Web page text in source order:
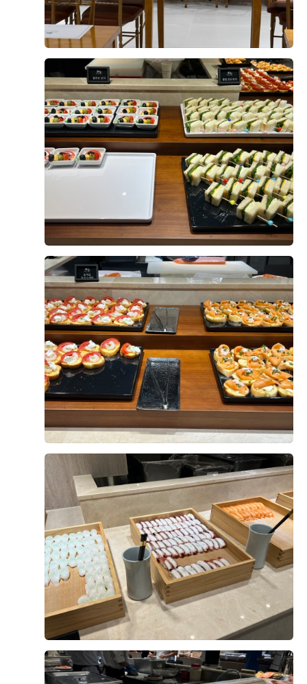
찾기 어려웠는데 요기는 확실히 층고가 높아서 웅장하다
🤩 예식이 없는 평일에 상담을 간 거라 하늘 뚜껑이 열리지
않았는데도 이렇게 화사합니다요.. 실제 주말 식때는 더더
더 밝았다!!! 들어가자마자 꽃향기 대박… 🌸 펠리체홀의
매력: 앞 큰 화면을 내 취향대로 꾸밀 수 있음 ! 양 옆 통창
도 너무 맘에 들었던.. 양옆에 커튼을 치고 식을 진행할 수
도 있고, 사진처럼 커튼을 열고 빛이 들어오게 진행할 수도
있다구 하셨다 하객의 입장에서 신부 입장을 본다면 이런
시각일 듯 ..!! 신부 입장은 요기 문에 커튼이 달려 있어서
커튼이 사라락 열리고 입장할 수 있다고 하셨다~~~ 너무
로맨틱하자낭..💖 다른 밝은 홀보다 펠리체홀이 좋았던 이
꽃 색감이 하양+초록이라 아쉬웠그든요.. 파스텔 색감 조
아요~~~ 불이 꺼져있는데도 화사한 신부대기실,, 여기도
층고가 높고 파스텔 색감 꽃들이 가득해서 완전 맘에 들어
땅 셀럽앤어셈도 신부대기실 진짜 이뿌긴 함 !! 신부대기실
안에 화장실도 있고, 이렇게 쇼파도 있고, 사진에는 안보이
지만 예식 날에는 옆쪽에 다과도 세팅해주신다구.. 셀럽앤
어셈 상담을 다녀온지라,, 자꾸 비교하게 되는데,, 셀럽엔
어셈보다 여기가 신부대기실 더 넓었다! 그치만 셀럽앤어
셈도 신부대기실 진짜 예뻤고 신부대기실에서 홀로 바로
입장이 가능한 장점이 있었지… 역시 포토테이블도 파스텔
색감… 🌈 꽃이 더 풍성하면 좋았겠지만 액자 놓으면 꽉 차
보일 것 같기듀 !?? 평일 상담 받고 계약했더니 와인도 선
물로 주셔땅 ✌🏻 ​ 꼼꼼하게 찾아보는 성격 탓에 더 어려웠던
+1
안녕하세요. 드디어 1년 넘게 준비했던 결혼식을 무사히
마치고 본식 후기를 남겨봅니다. 결혼 준비를 시작했을 때
는 본식이 정말 한참 남은 일처럼 느껴졌는데, 식장을 계약
하고 스드메를 정하고 예물과 예복을 준비하고 하나씩 체
크리스트를 지워나가다 보니 어느새 본식 당일이 되어 있
었습니다. 준비하는 동안에는 시간이 참 더디게 가는 것 같
았는데, 지나고 보니 정말 순식간이었습니다. ​ 저희는 DM
C타워웨딩 펠리체홀에서 예식을 진행했습니다. 처음 홀 투
어를 갔을 때부터 밝고 화사한 분위기가 마음에 들었는데,
5월의 초여름과도 정말 잘 어울리는 공간이었습니다. 화이
트톤의 깔끔한 인테리어와 따뜻한 채광 덕분에 전체적인
분위기가 동화 같은 느낌이었고, 제가 평소 좋아하는 밝은
분위기와도 잘 어울려서 더욱 만족스러웠습니다. 사진으로
봐도 홀이 워낙 예뻐서 스냅 수정본이 더 기대되더라고요. ​
예식 시간도 너무 이르지도 늦지도 않은 애매한 시간대라
아침부터 정신없이 움직이지 않아도 된다는 점은 좋았습니
다. 하지만 메이크업을 받고 하객분들을 맞이하고 식이 시
작되니 정말 눈 깜짝할 사이에 끝나버렸습니다. 주변에서
본식은 정말 순식간이라 기억도 잘 안 난다고 많이 이야기
했는데, 직접 겪어보니 그 말이 무슨 뜻인지 바로 알겠더라
고요. 긴장도 많이 했고 정신없이 인사하다 보니 기억이 띄
엄띄엄 남아 있는 느낌이었습니다. ​ 신혼여행까지 다녀온
뒤 스냅 사진과 영상들을 하나씩 받아보면서 그날의 모습
을 다시 보게 되었는데, 제가 미처 보지 못했던 장면들도 많
고 부모님과 하객분들의 표정까지 담겨 있어서 괜히 울컥
하기도 했습니다. 사진과 영상을 보면서 본식을 다시 한 번
경험하는 기분이 들었습니다. ​ 1년 동안 열심히 준비했던
결혼식이 고작 30분 남짓 만에 끝났다는 게 조금은 아쉽기
도 했지만, 그 짧은 시간 동안 정말 많은 축하와 사랑을 받
을 수 있었던 소중한 하루였습니다. 다행히 DVD도 함께 신
청해두어서 영상이 완성되면 예랑이와 함께 다시 보며 추
억에 잠겨보려고 합니다. 결혼 준비는 길고 힘들기도 했지
만, 본식을 마치고 나니 그동안의 시간이 모두 좋은 추억으
로 남은 것 같아 정말 행복한 하루였습니다. ❤️
더 보기
0
하현달 시식후기
2026-07-22 28명 읽음 + 블로그
+13
안녕하세요! 하현달입니다 :) 웨딩홀선택할 때 중요하게 생
각했던 !! 주차랑 밥인데요.​ 손님들을 초대했으면 손님들이
불편하지 않아야 하고 맛있는 음식을 대접해야 하죠 :) 제
가 선택한 DMC타워웨딩은 개인적인 생각으로는 6각형 웨
딩홀 같았어요! 저에게 맞는 예산대는 물론 지하철, 주차,
뷔페, 웨딩홀 등등 뭐하나 빠지는게 없었어요!​ 무튼 저는 식
한달전에 시식을 예약했는데요. 주말 10시30분에만 가능
했어요! 생각해보면 당연한거 같아요. 다른 손님분들과 신
랑신부에게 방해가 되면 안되니까요!​ 저희는 시식이 6명이
서 가능했어서 신랑신부랑 양가 부모님을 모시고 왔습니
할 때 생각났는데 고등학교 친구가 거의 10년전에 같은홀
에서 결혼했더라구요! 그때 친구가 했던 말이 여기 밥 맛있
더 보기
후기가 도움이 되었나요? 0
마리마리3 계약후기
2026-07-22 18명 읽음 + 카페